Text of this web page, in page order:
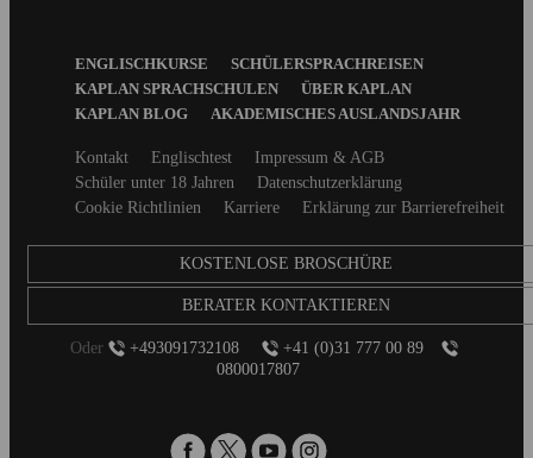
FooterENGLISCHKURSE
SCHÜLERSPRACHREISEN
KAPLAN SPRACHSCHULEN
ÜBER KAPLAN
KAPLAN BLOG
AKADEMISCHES AUSLANDSJAHR
Secondary
Kontakt Englischtest
Impressum & AGB
Schüler unter 18 Jahren
Datenschutzerklärung
Cookie Richtlinien
Karriere Erklärung zur Barrierefreiheit
KOSTENLOSE BROSCHÜRE
BERATER KONTAKTIEREN
Oder +493091732108
+41 (0)31 777 00 89
0800017807